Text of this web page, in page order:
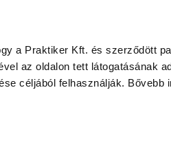
a Praktiker Kft. és szerződött
az oldalon tett látogatásának
céljából felhasználják. Bővebb